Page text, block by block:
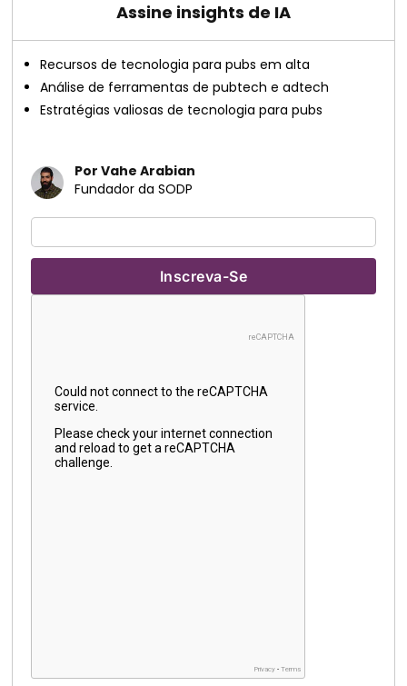
Assine insights de IA
Recursos de tecnologia para pubs em alta
Análise de ferramentas de pubtech e adtech
Estratégias valiosas de tecnologia para pubs
Por Vahe Arabian
Fundador da SODP